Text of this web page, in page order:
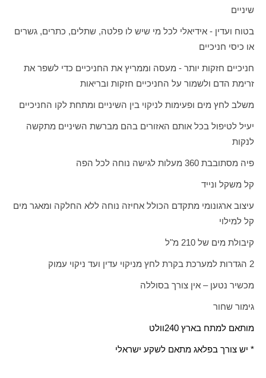
שיניים
בטוח ועדין - אידיאלי לכל מי שיש לו פלטה, שתלים, כתרים, גשרים
או כיסי חניכיים
חניכיים חזקות יותר - מעסה וממריץ את החניכיים כדי לשפר את
זרימת הדם ולשמור על החניכיים חזקות ובריאות
משלב לחץ מים ופעימות לניקוי בין השיניים ומתחת לקו החניכיים
יעיל לטיפול בכל אותם האזורים בהם מברשת השיניים מתקשה
לנקות
פיה מסתובבת 360 מעלות לגישה נוחה לכל הפה
קל משקל ונייד
עיצוב ארגונומי מתקדם הכולל אחיזה נוחה ללא החלקה ומאגר מים
קל למילוי
קיבולת מים של 210 מ"ל
2 הגדרות למערכת בקרת לחץ מניקוי עדין ועד ניקוי עמוק
מכשיר נטען – אין צורך בסוללה
גימור שחור
מותאם למתח בארץ 240 וולט
* יש צורך בפלאג מתאם לשקע ישראלי